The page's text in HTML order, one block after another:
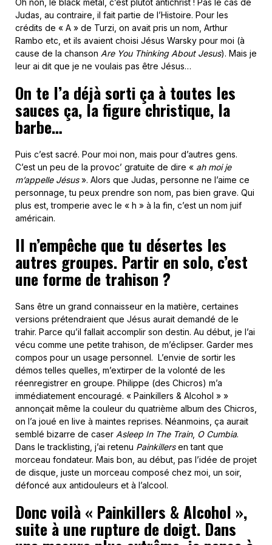
Oh non, le black métal, c’est plutôt antichrist ! Pas le cas de
Judas, au contraire, il fait partie de l’Histoire. Pour les
crédits de « A » de Turzi, on avait pris un nom, Arthur
Rambo etc, et ils avaient choisi Jésus Warsky pour moi (à
cause de la chanson Are You Thinking About Jesus). Mais je
leur ai dit que je ne voulais pas être Jésus…
On te l’a déjà sorti ça à toutes les
sauces ça, la figure christique, la
barbe…
Puis c’est sacré. Pour moi non, mais pour d’autres gens.
C’est un peu de la provoc’ gratuite de dire « ah moi je
m’appelle Jésus». Alors que Judas, personne ne l’aime ce
personnage, tu peux prendre son nom, pas bien grave. Qui
plus est, tromperie avec le « h » à la fin, c’est un nom juif
américain.
Il n’empêche que tu désertes les
autres groupes. Partir en solo, c’est
une forme de trahison ?
Sans être un grand connaisseur en la matière, certaines
versions prétendraient que Jésus aurait demandé de le
trahir. Parce qu’il fallait accomplir son destin. Au début, je l’ai
vécu comme une petite trahison, de m’éclipser. Garder mes
compos pour un usage personnel. L’envie de sortir les
démos telles quelles, m’extirper de la volonté de les
réenregistrer en groupe. Philippe (des Chicros) m’a
immédiatement encouragé. « Painkillers & Alcohol » »
annonçait même la couleur du quatrième album des Chicros,
on l’a joué en live à maintes reprises. Néanmoins, ça aurait
semblé bizarre de caser Asleep In The Train, O Cumbia.
Dans le tracklisting, j’ai retenu Painkillersen tant que
morceau fondateur. Mais bon, au début, pas l’idée de projet
de disque, juste un morceau composé chez moi, un soir,
défoncé aux antidouleurs et à l’alcool.
Donc voilà « Painkillers & Alcohol »,
suite à une rupture de doigt. Dans